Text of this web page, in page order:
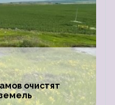
очистят